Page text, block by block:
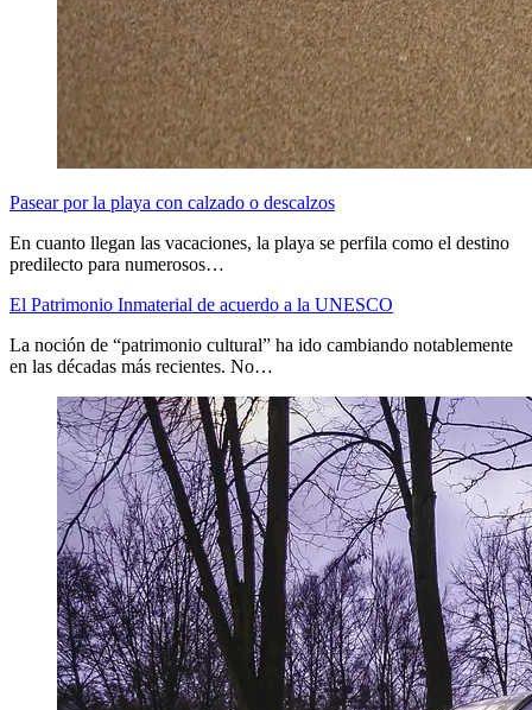
Pasear por la playa con calzado o descalzos
En cuanto llegan las vacaciones, la playa se perfila como el destino
predilecto para numerosos…
El Patrimonio Inmaterial de acuerdo a la UNESCO
La noción de “patrimonio cultural” ha ido cambiando notablemente
en las décadas más recientes. No…